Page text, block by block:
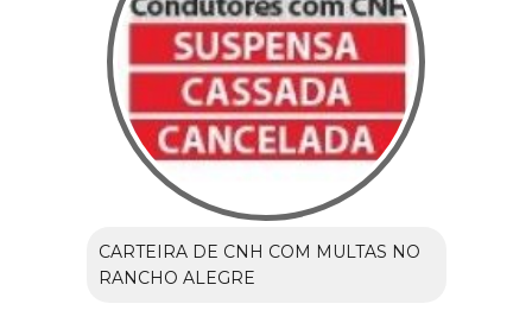
CARTEIRA DE CNH COM MULTAS NO
RANCHO ALEGRE